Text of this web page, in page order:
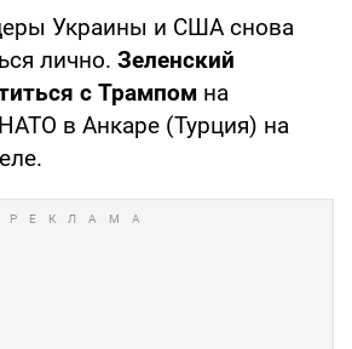
Украины и США снова
лично. Зеленский
с Трампом на
в Анкаре (Турция) на